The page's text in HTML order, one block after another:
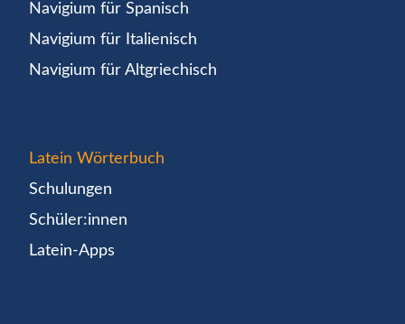
Navigium für Spanisch
Navigium für Italienisch
Navigium für Altgriechisch
Latein Wörterbuch
Schulungen
Schüler:innen
Latein-Apps